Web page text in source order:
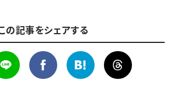
の記事をシェアする